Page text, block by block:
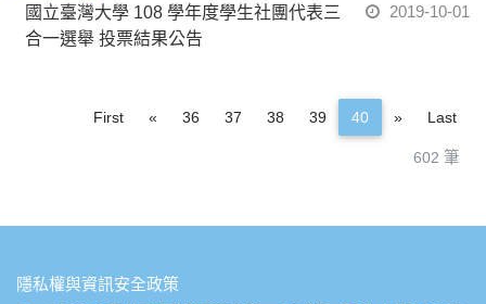
國立臺灣大學 108 學年度學生社團代表三
合一選舉 投票結果公告
2019-10-01
602 筆
First « Previous
36 37 38 39 40 »NextLast
:::
隱私權與資訊安全政策